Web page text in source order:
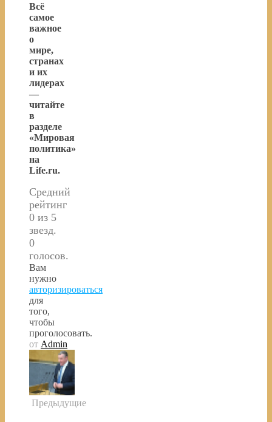
Всё
самое
важное
о
мире,
странах
и их
лидерах
—
читайте
в
разделе
«Мировая
политика»
на
Life.ru.
Средний
рейтинг
0 из 5
звезд.
0
голосов.
Вам
нужно
авторизироваться
для
того,
чтобы
проголосовать.
от Admin
Предыдущие